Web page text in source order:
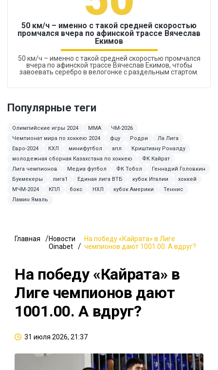
50 км/ч – именно с такой средней скоростью
промчался вчера по афинской трассе Вячеслав
Екимов
50 км/ч – именно с такой средней скоростью промчался
вчера по афинской трассе Вячеслав Екимов, чтобы
завоевать серебро в велогонке с раздельным стартом.
Популярные теги
Олимпийские игры 2024 ММА
ЧМ-2026
Чемпионат мира по хоккею 2024
фцу Родри
Ла Лига
Евро-2024
КХЛ минифутбол апл
Криштиану Роналду
молодежная сборная Казахстана по хоккею
ФК Кайрат
Лига чемпионов
Медиа футбол ФК Тобол
Геннадий Головкин
Букмекеры
лига1 Единая лига ВТБ кубок Италии
хоккей
МЧМ-2024
КПЛ бокс НХЛ кубок Америки
Теннис
Ламин Ямаль
Главная
Новости
Oinabet
На победу «Кайрата» в Лиге
чемпионов дают 1001.00. А вдруг?
На победу «Кайрата» в
Лиге чемпионов дают
1001.00. А вдруг?
31 июля 2026, 21:37